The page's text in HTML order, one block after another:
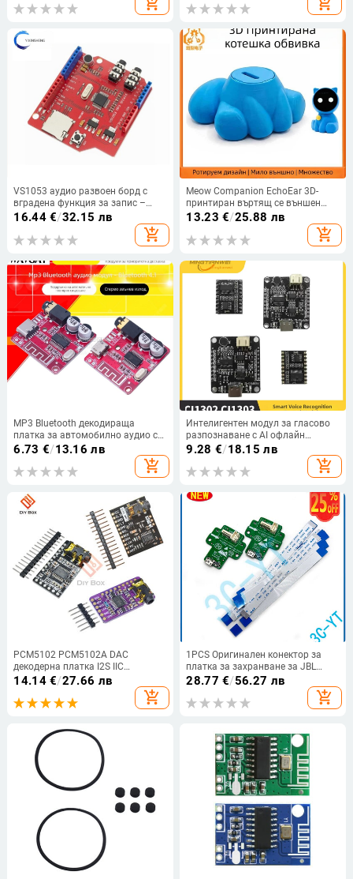
VS1053 аудио развоен борд с
вградена функция за запис –
модел VS1053, марка Yixinsheng
16.44€/32.15 лв
add_shopping_cart
Meow Companion EchoEar 3D-
принтиран въртящ се външен
корпус за котка, LCD-съвместим
13.23 €/25.88 лв
add_shopping_cart
MP3 Bluetooth декодираща
платка за автомобилно аудио с
Type-C USB интерфейс, WAVGAT –
мощност
6.73 €/13.16 лв
add_shopping_cart
Интелигентен модул за гласово
разпознаване с AI офлайн
разпознаване, развойна платка
за вградени системи, локално
внедряване (модел с мишка)
9.28 €/18.15 лв
add_shopping_cart
PCM5102 PCM5102A DAC
декодерна платка I2S IIC
интерфейс GY-PCM5102 I2S
плейър модул аудио платка за
Raspberry Pi pHAT звукова карта
14.14€/27.66 лв
add_shopping_cart
1PCS Оригинален конектор за
платка за захранване за JBL
LINK10 Link 10 Bluetooth
високоговорител Micro USB порт
за зареждане
28.77 €/56.27 лв
add_shopping_cart